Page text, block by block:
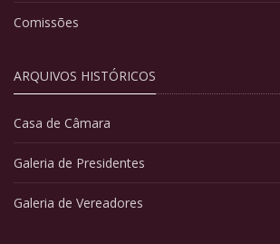
Comissões
ARQUIVOS HISTÓRICOS
Casa de Câmara
Galeria de Presidentes
Galeria de Vereadores